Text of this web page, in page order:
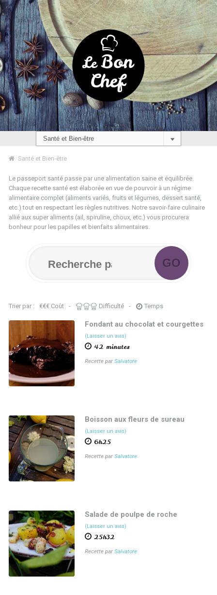
/ Santé et Bien-être
Le passeport santé passe par une alimentation saine et équilibrée.
Chaque recette santé est élaborée en vue de pourvoir à un régime
alimentaire complet (aliments variés, fruits et légumes, dessert santé,
etc.) tout en respectant les règles nutritives. Notre savoir-faire culinaire
allié aux super aliments (ail, spiruline, choux, etc.) vous procurera
bonheur pour les papilles et bienfaits alimentaires.
Trier par : €€€ Coût - Difficulté - Temps
Fondant au chocolat et courgettes
(Laisser un avis)
42 minutes
Recette par Salvatore
Boisson aux fleurs de sureau
(Laisser un avis)
6h25
Recette par Salvatore
Salade de poulpe de roche
(Laisser un avis)
25h32
Recette par Salvatore